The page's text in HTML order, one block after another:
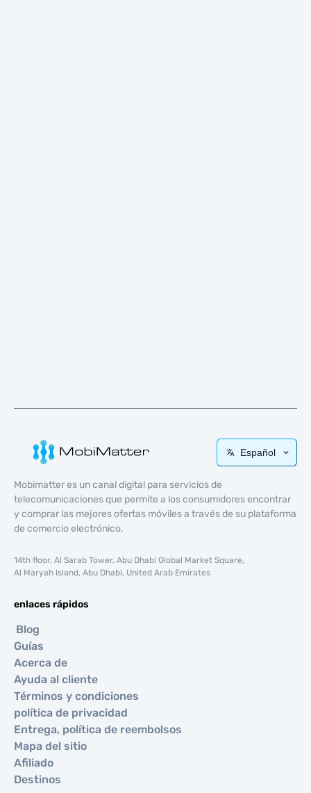
Español
Mobimatter es un canal digital para servicios de
telecomunicaciones que permite a los consumidores encontrar
y comprar las mejores ofertas móviles a través de su plataforma
de comercio electrónico.
14th floor, Al Sarab Tower, Abu Dhabi Global Market Square,
Al Maryah Island, Abu Dhabi, United Arab Emirates
enlaces rápidos
Blog
Guías
Acerca de
Ayuda al cliente
Términos y condiciones
política de privacidad
Entrega, política de reembolsos
Mapa del sitio
Afiliado
Destinos